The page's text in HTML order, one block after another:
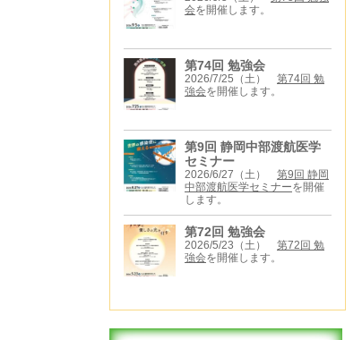
会を開催します。
第74回 勉強会
2026/7/25（土） 第74回 勉
強会を開催します。
第9回 静岡中部渡航医学
セミナー
2026/6/27（土） 第9回 静岡
中部渡航医学セミナーを開催
します。
第72回 勉強会
2026/5/23（土） 第72回 勉
強会を開催します。